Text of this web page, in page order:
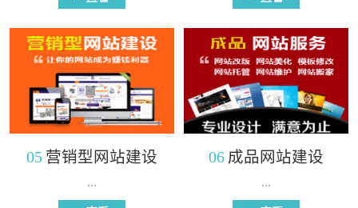
05 营销型网站建设
...
06 成品网站建设
...